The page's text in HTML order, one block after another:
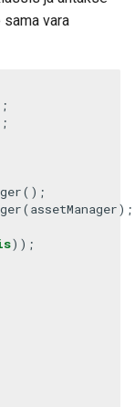
vara
;
;
();
( assetManager);
));